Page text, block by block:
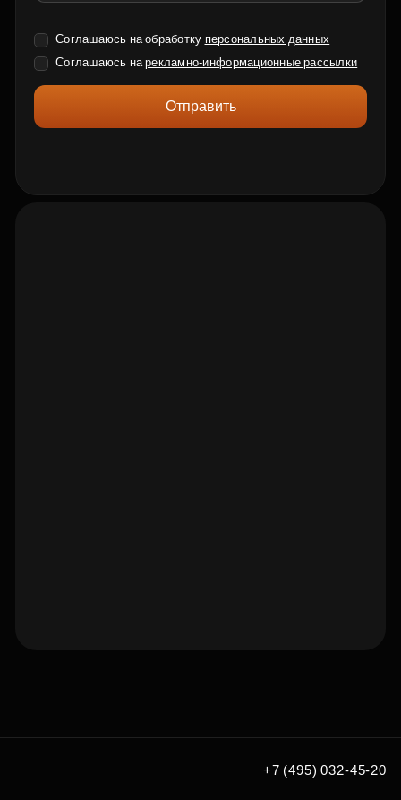
Соглашаюсь на обработку персональных данных
Соглашаюсь нарекламно-информационные рассылки
Отправить
+7 (495) 032-45-20